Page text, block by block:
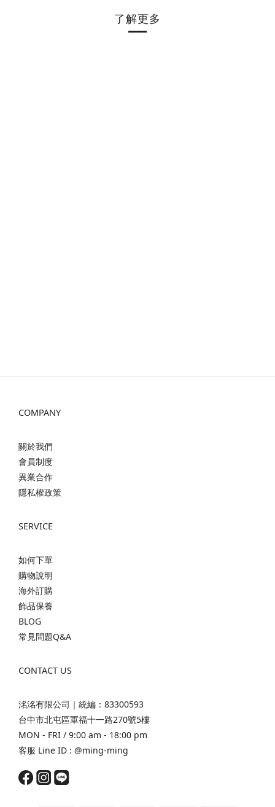
了解更多
COMPANY
關於我們
會員制度
異業合作
隱私權政策
SERVICE
如何下單
購物說明
海外訂購
飾品保養
BLOG
常見問題Q&A
CONTACT US
洺洺有限公司｜統編：83300593
台中市北屯區軍福十一路270號5樓
MON - FRI / 9:00 am - 18:00 pm
客服 Line ID : @ming-ming